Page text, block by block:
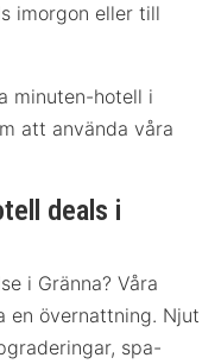
imorgon eller till
minuten-hotell i
att använda våra
deals i
i Gränna? Våra
en övernattning. Njut
spa-